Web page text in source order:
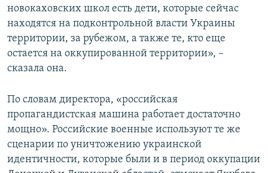
новокаховских школ есть дети, которые сейчас
находятся на подконтрольной власти Украины
территории, за рубежом, а также те, кто еще
остается на оккупированной территории», –
сказала она.
По словам директора, «российская
пропагандистская машина работает достаточно
мощно». Российские военные используют те же
сценарии по уничтожению украинской
идентичности, которые были и в период оккупации